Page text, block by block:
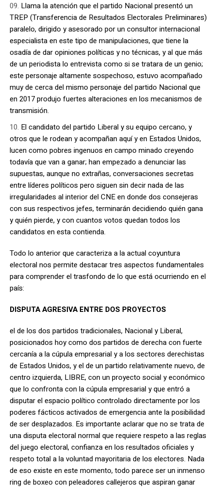
Llama la atención que el partido Nacional presentó un
TREP (Transferencia de Resultados Electorales Preliminares)
paralelo, dirigido y asesorado por un consultor internacional
especialista en este tipo de manipulaciones, que tiene la
osadía de dar opiniones políticas y no técnicas, y al que más
de un periodista lo entrevista como si se tratara de un genio;
este personaje altamente sospechoso, estuvo acompañado
muy de cerca del mismo personaje del partido Nacional que
en 2017 produjo fuertes alteraciones en los mecanismos de
transmisión.
El candidato del partido Liberal y su equipo cercano, y
otros que le rodean y acompañan aquí y en Estados Unidos,
lucen como pobres ingenuos en campo minado creyendo
todavía que van a ganar; han empezado a denunciar las
supuestas, aunque no extrañas, conversaciones secretas
entre líderes políticos pero siguen sin decir nada de las
irregularidades al interior del CNE en donde dos consejeras
con sus respectivos jefes, terminarán decidiendo quién gana
y quién pierde, y con cuantos votos quedan todos los
candidatos en esta contienda.
Todo lo anterior que caracteriza a la actual coyuntura
electoral nos permite destacar tres aspectos fundamentales
para comprender el trasfondo de lo que está ocurriendo en el
país:
DISPUTA AGRESIVA ENTRE DOS PROYECTOS
el de los dos partidos tradicionales, Nacional y Liberal,
posicionados hoy como dos partidos de derecha con fuerte
cercanía a la cúpula empresarial y a los sectores derechistas
de Estados Unidos, y el de un partido relativamente nuevo, de
centro izquierda, LIBRE, con un proyecto social y económico
que lo confronta con la cúpula empresarial y que entró a
disputar el espacio político controlado directamente por los
poderes fácticos activados de emergencia ante la posibilidad
de ser desplazados. Es importante aclarar que no se trata de
una disputa electoral normal que requiere respeto a las reglas
del juego electoral, confianza en los resultados oficiales y
respeto total a la voluntad mayoritaria de los electores. Nada
de eso existe en este momento, todo parece ser un inmenso
ring de boxeo con peleadores callejeros que aspiran ganar